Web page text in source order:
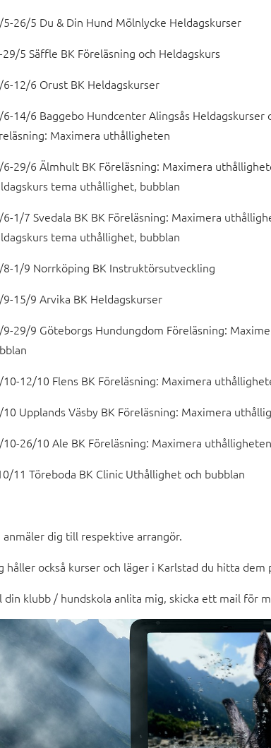
5-26/5 Du & Din Hund Mölnlycke Heldagskurser
29/5 Säffle BK Föreläsning och Heldagskurs
6-12/6 Orust BK Heldagskurser
6-14/6 Baggebo Hundcenter Alingsås Heldagskurser
Maximera uthålligheten
6-29/6 Älmhult BK Föreläsning: Maximera
tema uthållighet, bubblan
1/7 Svedala BK BK Föreläsning: Maximera
tema uthållighet, bubblan
8-1/9 Norrköping BK Instruktörsutveckling
9-15/9 Arvika BK Heldagskurser
9-29/9 Göteborgs Hundungdom Föreläsning:
10-12/10 Flens BK Föreläsning: Maximera
Upplands Väsby BK Föreläsning: Maximera
10-26/10 Ale BK Föreläsning: Maximera
11 Töreboda BK Clinic Uthållighet och bubblan
anmäler dig till respektive arrangör.
håller också kurser och läger i Karlstad du hitta dem
din klubb / hundskola anlita mig, skicka ett mail för